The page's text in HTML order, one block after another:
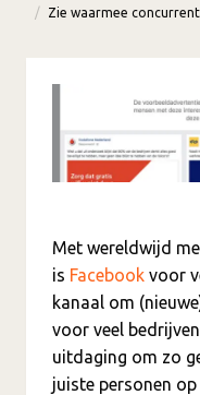
Zie waarmee
Met wereldwijd
is Facebook voor
kanaal om
voor veel
uitdaging om zo
juiste personen